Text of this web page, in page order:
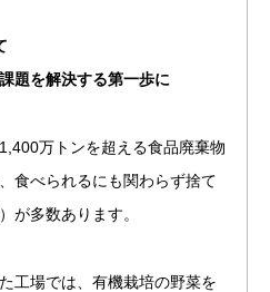
題を解決する第一歩に
万トンを超える食品廃棄物
食べられるにも関わらず捨て
が多数あります。
工場では、有機栽培の野菜を